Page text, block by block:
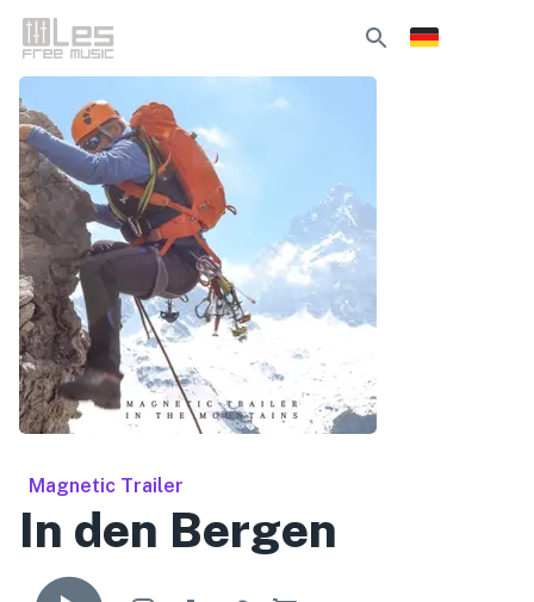
Magnetic Trailer
In den Bergen